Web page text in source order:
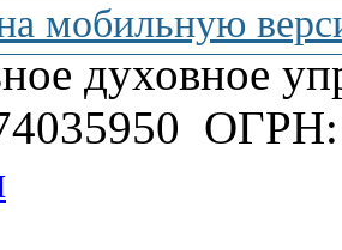
мобильную
духовное
ОГРН: